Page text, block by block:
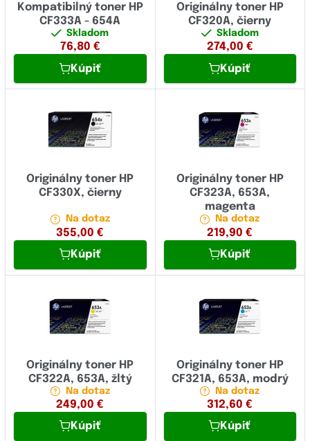
Kompatibilný toner HP
CF333A - 654A
Skladom
76,80 €
Kúpiť
Originálny toner HP
CF320A, čierny
Skladom
274,00 €
Kúpiť
Originálny toner HP
CF330X, čierny
Na dotaz
355,00 €
Kúpiť
Originálny toner HP
CF323A, 653A,
magenta
Na dotaz
219,90 €
Kúpiť
Originálny toner HP
CF322A, 653A, žltý
Na dotaz
249,00 €
Kúpiť
Originálny toner HP
CF321A, 653A, modrý
Na dotaz
312,60 €
Kúpiť